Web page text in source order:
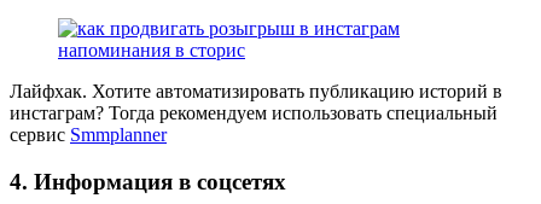
Лайфхак. Хотите автоматизировать публикацию историй в
инстаграм? Тогда рекомендуем использовать специальный
сервис Smmplanner
4. Информация в соцсетях